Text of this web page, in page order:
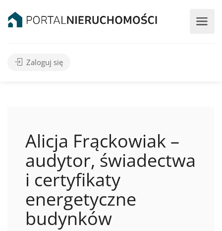
Zaloguj się
Alicja Frąckowiak –
audytor, świadectwa
i certyfikaty
energetyczne
budynków